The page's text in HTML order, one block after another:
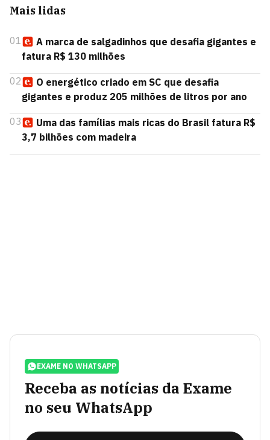
Mais lidas
01
A marca de salgadinhos que desafia gigantes e
fatura R$ 130 milhões
02
O energético criado em SC que desafia
gigantes e produz 205 milhões de litros por ano
03
Uma das famílias mais ricas do Brasil fatura R$
3,7 bilhões com madeira
EXAME NO WHATSAPP
Receba as notícias da Exame
no seu WhatsApp